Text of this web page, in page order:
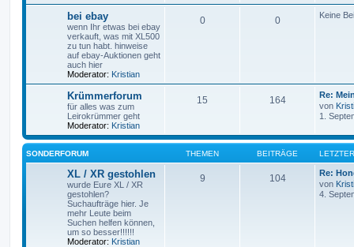
bei ebay
wenn Ihr etwas bei ebay
verkauft, was mit XL500
zu tun habt. hinweise
auf ebay-Auktionen geht
auch hier
Moderator: Kristian
0 0 Keine
Krümmerforum
für alles was zum
Leirokrümmer geht
Moderator: Kristian
15 164
Re:
von
1.
SONDERFORUM THEMEN BEITRÄGE
XL / XR gestohlen
wurde Eure XL / XR
gestohlen?
Suchaufträge hier. Je
mehr Leute beim
Suchen helfen können,
um so besser!!!!!!
Moderator: Kristian
9 104
Re:
von
4.